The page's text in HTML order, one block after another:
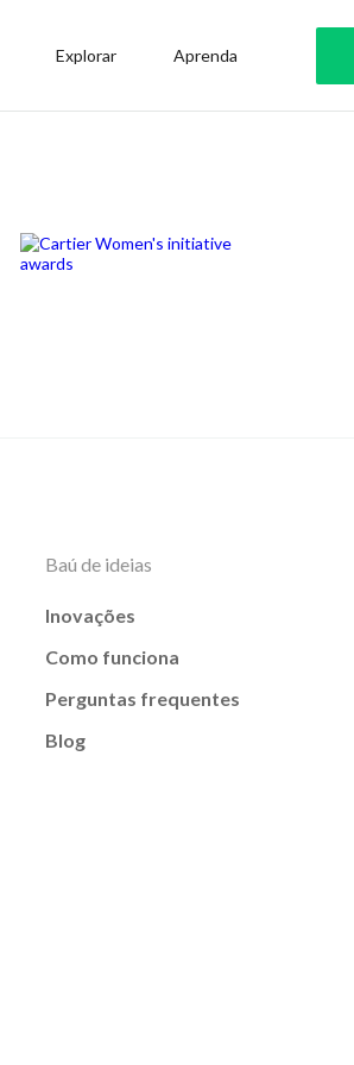
Explorar Aprenda
Baú de ideias
Inovações
Como funciona
Perguntas frequentes
Blog